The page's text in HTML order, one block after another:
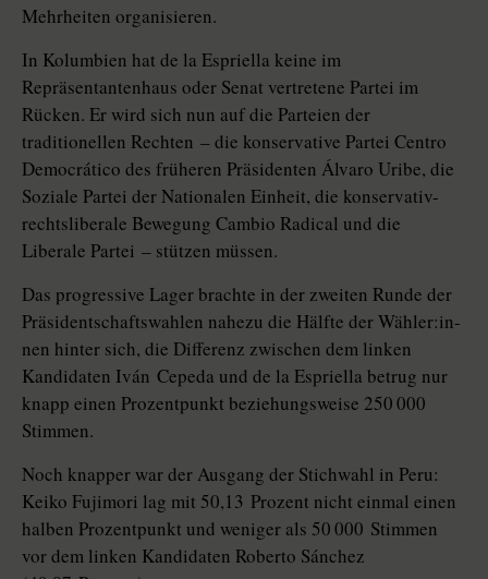
Mehrheiten organisieren.
In Kolumbien hat de la ­Espriella keine im
Repräsentantenhaus oder Senat vertretene Partei im
Rücken. Er wird sich nun auf die Parteien der
traditionellen Rechten – die konservative Partei Centro
Democrático des früheren Präsidenten Álvaro Uribe, die
So­zia­le Partei der Nationalen Einheit, die konservativ-
rechtsliberale Bewegung Cambio Radical und die
Liberale Partei – stützen müssen.
Das progressive Lager brachte in der zweiten Runde der
Präsidentschaftswahlen nahezu die Hälfte der Wäh­ler:in­
nen hinter sich, die Differenz zwischen dem linken
Kandidaten Iván Cepeda und de la Espriella betrug nur
knapp einen Prozentpunkt beziehungsweise 250 000
Stimmen.
Noch knapper war der Ausgang der Stichwahl in Peru:
Keiko Fujimori lag mit 50,13 Prozent nicht einmal einen
halben Prozentpunkt und weniger als 50 000 Stimmen
vor dem linken Kandidaten Roberto Sánchez